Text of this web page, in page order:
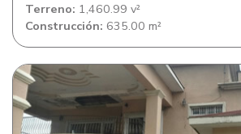
Terreno: 1,460.99 v²
Construcción: 635.00 m²